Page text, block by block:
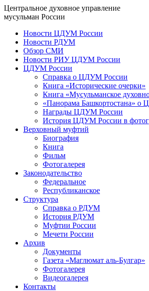
Центральное духовное управление
мусульман России
Новости ЦДУМ России
Новости РДУМ
Обзор СМИ
Новости РИУ ЦДУМ России
ЦДУМ России
Справка о ЦДУМ России
Книга «Исторические очерки»
Книга «Мусульманское
«Панорама Башкортостана» о
Награды ЦДУМ России
История ЦДУМ России в
Верховный муфтий
Биография
Книга
Фильм
Фотогалерея
Законодательство
Федеральное
Республиканское
Структура
Справка о РДУМ
История РДУМ
Муфтии России
Мечети России
Архив
Документы
Газета «Маглюмат аль-Булгар»
Фотогалерея
Видеогалерея
Контакты